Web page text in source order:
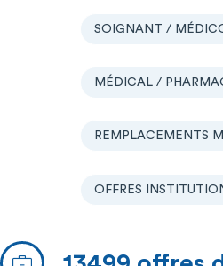
SOIGNANT /
MÉDICAL /
REMPLACEMENTS
OFFRES